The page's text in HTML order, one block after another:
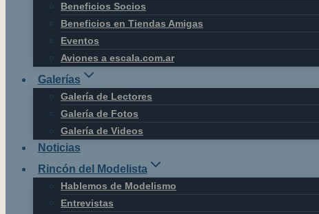
Beneficios Socios
Beneficios en Tiendas Amigas
Eventos
Aviones a escala.com.ar
Galerías
Galería de Lectores
Galería de Fotos
Galería de Videos
Noticias
Rincón del Modelista
Hablemos de Modelismo
Entrevistas